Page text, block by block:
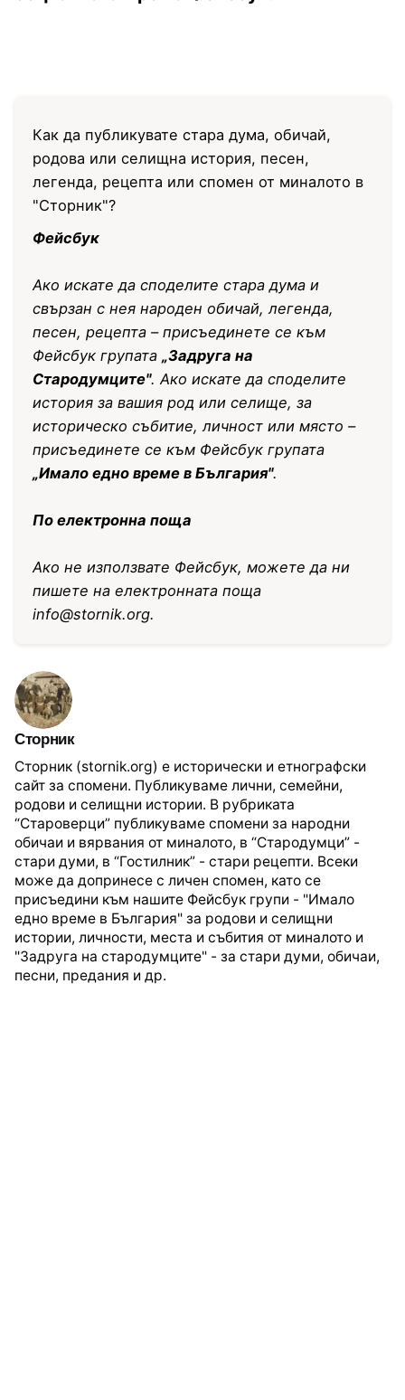
Как да публикувате стара дума, обичай,
родова или селищна история, песен,
легенда, рецепта или спомен от миналото в
"Сторник"?
Фейсбук
Ако искате да споделите стара дума и
свързан с нея народен обичай, легенда,
песен, рецепта – присъединете се към
Фейсбук групата „Задруга на
Стародумците". Ако искате да споделите
история за вашия род или селище, за
историческо събитие, личност или място –
присъединете се към Фейсбук групата
„Имало едно време в България".
По електронна поща
Ако не използвате Фейсбук, можете да ни
пишете на електронната поща
info@stornik.org.
Сторник
Сторник (stornik.org) е исторически и етнографски
сайт за спомени. Публикуваме лични, семейни,
родови и селищни истории. В рубриката
“Староверци” публикуваме спомени за народни
обичаи и вярвания от миналото, в “Стародумци” -
стари думи, в “Гостилник” - стари рецепти. Всеки
може да допринесе с личен спомен, като се
присъедини към нашите Фейсбук групи - "Имало
едно време в България" за родови и селищни
истории, личности, места и събития от миналото и
"Задруга на стародумците" - за стари думи, обичаи,
песни, предания и др.